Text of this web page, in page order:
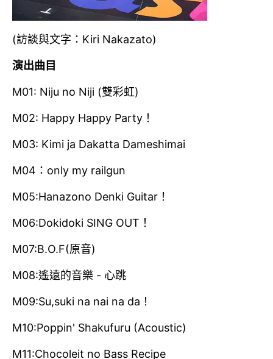
(訪談與文字：Kiri Nakazato)
演出曲目
M01: Niju no Niji (雙彩虹)
M02: Happy Happy Party！
M03: Kimi ja Dakatta Dameshimai
M04：only my railgun
M05:Hanazono Denki Guitar！
M06:Dokidoki SING OUT！
M07:B.O.F(原音)
M08:遙遠的音樂 - 心跳
M09:Su,suki na nai na da！
M10:Poppin' Shakufuru (Acoustic)
M11:Chocoleit no Bass Recipe